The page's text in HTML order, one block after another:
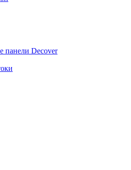
панели Decover